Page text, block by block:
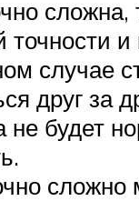
сложна,
точности
случае
друг за
не будет
сложно